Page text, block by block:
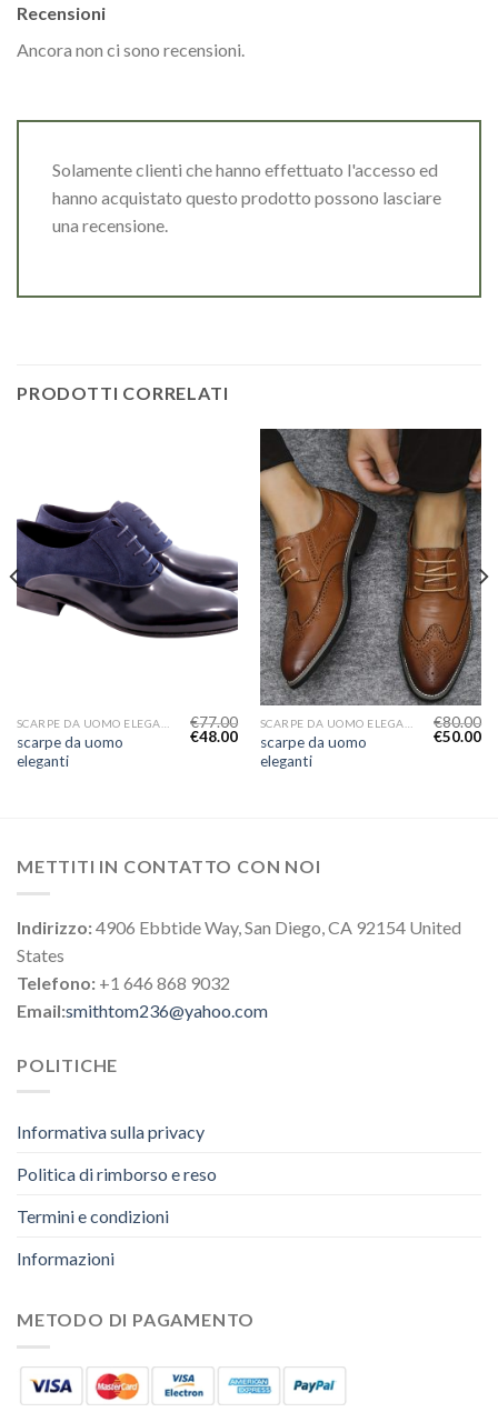
Recensioni
Ancora non ci sono recensioni.
Solamente clienti che hanno effettuato l'accesso ed
hanno acquistato questo prodotto possono lasciare
una recensione.
PRODOTTI CORRELATI
scarpe da uomo
eleganti
€77.00
€48.00
scarpe da uomo
eleganti
€80.00
€50.00
METTITI IN CONTATTO CON NOI
Indirizzo:4906 Ebbtide Way, San Diego, CA 92154 United
States
Telefono: +1 646 868 9032
Email:smithtom236@yahoo.com
POLITICHE
Informativa sulla privacy
Politica di rimborso e reso
Termini e condizioni
Informazioni
METODO DI PAGAMENTO